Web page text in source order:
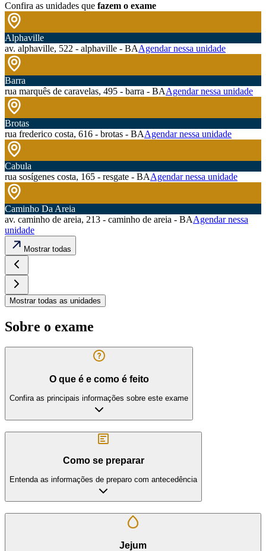
Confira as unidades que fazem o exame
Alphaville
av. alphaville, 522 - alphaville - BAAgendar nessa unidade
Barra
rua marquês de caravelas, 495 - barra - BAAgendar nessa unidade
Brotas
rua frederico costa, 616 - brotas - BAAgendar nessa unidade
Cabula
rua sosígenes costa, 165 - resgate - BAAgendar nessa unidade
Caminho Da Areia
av. caminho de areia, 213 - caminho de areia - BAAgendar nessa
unidade
Mostrar todas
Mostrar todas as unidades
Sobre o exame
O que é e como é feito
Confira as principais informações sobre este exame
Como se preparar
Entenda as informações de preparo com antecedência
Jejum